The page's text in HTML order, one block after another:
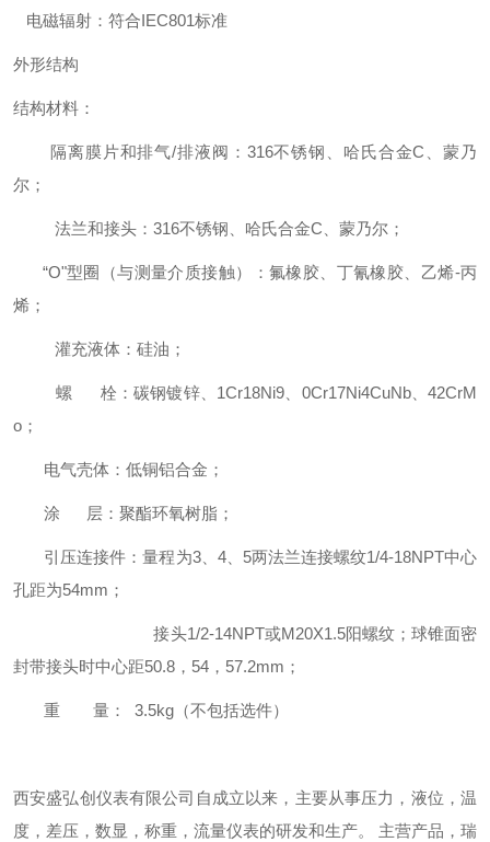
电磁辐射：符合IEC801标准
外形结构
结构材料：
隔离膜片和排气/排液阀：316不锈钢、哈氏合金C、蒙乃
尔；
法兰和接头：316不锈钢、哈氏合金C、蒙乃尔；
“O"型圈（与测量介质接触）：氟橡胶、丁氰橡胶、乙烯-丙
烯；
灌充液体：硅油；
螺 栓：碳钢镀锌、1Cr18Ni9、0Cr17Ni4CuNb、42CrM
o；
电气壳体：低铜铝合金；
涂 层：聚酯环氧树脂；
引压连接件：量程为3、4、5两法兰连接螺纹1/4-18NPT中心
孔距为54mm；
接头1/2-14NPT或M20X1.5阳螺纹；球锥面密
封带接头时中心距50.8，54，57.2mm；
重 量： 3.5kg（不包括选件）
西安盛弘创仪表有限公司自成立以来，主要从事压力，液位，温
度，差压，数显，称重，流量仪表的研发和生产。 主营产品，瑞